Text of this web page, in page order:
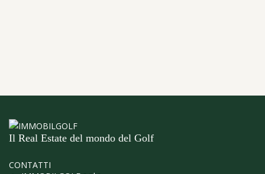
Il Real Estate del mondo del Golf
CONTATTI